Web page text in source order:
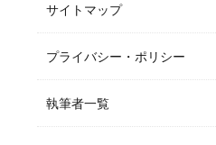
サイトマップ
プライバシー・ポリシー
執筆者一覧